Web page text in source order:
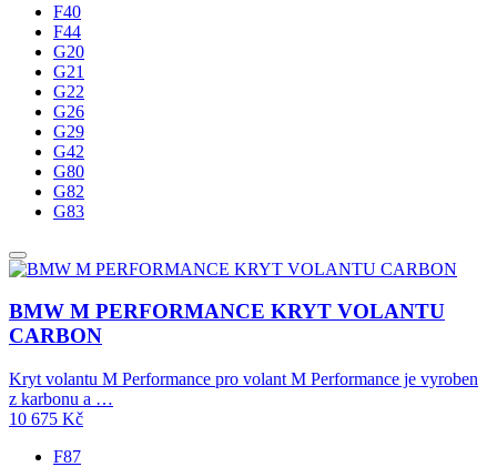
F40
F44
G20
G21
G22
G26
G29
G42
G80
G82
G83
BMW M PERFORMANCE KRYT VOLANTU
CARBON
Kryt volantu M Performance pro volant M Performance je vyroben
z karbonu a …
10 675 Kč
F87